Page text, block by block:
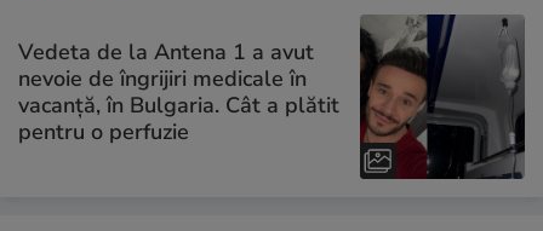
Vedeta de la Antena 1 a avut
nevoie de îngrijiri medicale în
vacanță, în Bulgaria. Cât a plătit
pentru o perfuzie